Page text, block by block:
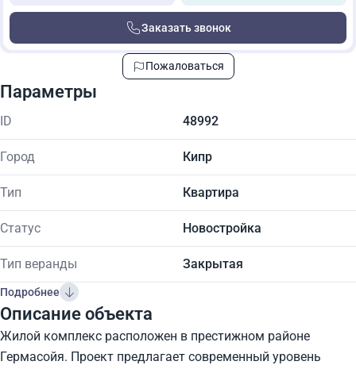
Заказать звонок
Пожаловаться
Параметры
ID 48992
Город Кипр
Тип Квартира
Статус Новостройка
Тип веранды Закрытая
Подробнее
Описание объекта
Жилой комплекс расположен в престижном районе
Гермасойя. Проект предлагает современный уровень